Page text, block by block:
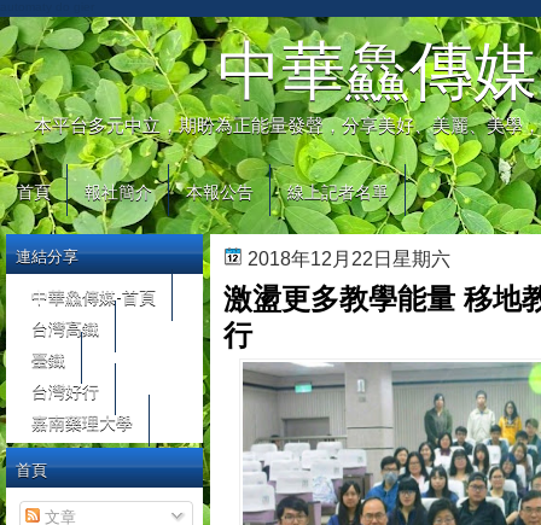
中華鱻傳媒
本平台多元中立，期盼為正能量發聲，分享美好、美麗、美學
首頁 報社簡介 本報公告 線上記者名單
2018年12月22日星期六
激盪更多教學能量 移地
行
連結分享
中華鱻傳媒-首頁
台灣高鐵
臺鐵
台灣好行
嘉南藥理大學
首頁
文章